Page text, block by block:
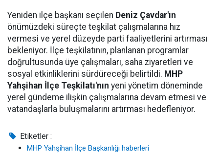
Yeniden ilçe başkanı seçilen Deniz Çavdar'ın
önümüzdeki süreçte teşkilat çalışmalarına hız
vermesi ve yerel düzeyde parti faaliyetlerini artırması
bekleniyor. İlçe teşkilatının, planlanan programlar
doğrultusunda üye çalışmaları, saha ziyaretleri ve
sosyal etkinliklerini sürdüreceği belirtildi. MHP
Yahşihan İlçe Teşkilatı'nın yeni yönetim döneminde
yerel gündeme ilişkin çalışmalarına devam etmesi ve
vatandaşlarla buluşmalarını artırması hedefleniyor.
Etiketler :
MHP Yahşihan İlçe Başkanlığı haberleri